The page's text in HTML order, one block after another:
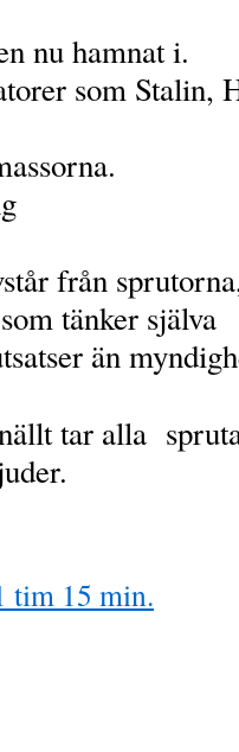
nu hamnat i.
som Stalin,
från
tänker själva
än
tar alla
tim 15 min.